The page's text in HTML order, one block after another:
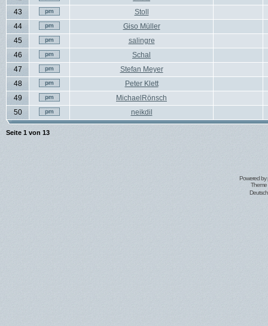
43
Stoll
44
Giso Müller
45
salingre
46
Schal
47
Stefan Meyer
48
Peter Klett
49
MichaelRönsch
50
neikdil
Seite 1 von 13
Powered by
Theme